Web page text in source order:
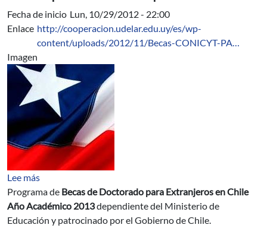
Fecha de inicio Lun, 10/29/2012 - 22:00
Enlace http://cooperacion.udelar.edu.uy/es/wp-
content/uploads/2012/11/Becas-CONICYT-PA…
Imagen
Lee mássobre Becas de Doctorado para Extranjeros en Chile
Programa de Becas de Doctorado para Extranjeros en Chile
Año Académico 2013dependiente del Ministerio de
Educación y patrocinado por el Gobierno de Chile.